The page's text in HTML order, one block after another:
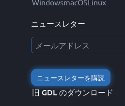
WindowsmacOSLinux
ニュースレター
ニュースレターを購読
旧 GDL のダウンロード